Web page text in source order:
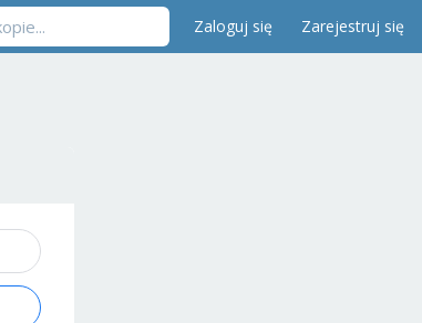
Zaloguj się Zarejestruj się